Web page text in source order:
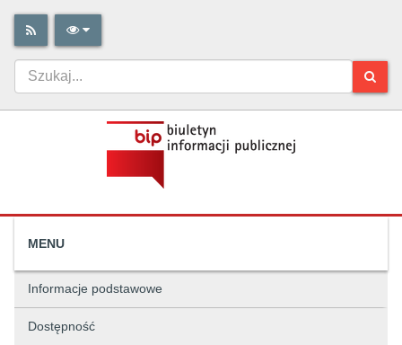
MENU
Informacje podstawowe
Dostępność